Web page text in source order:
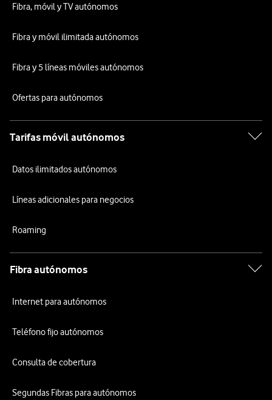
Fibra, móvil y TV autónomos
Fibra y móvil ilimitada autónomos
Fibra y 5 líneas móviles autónomos
Ofertas para autónomos
Tarifas móvil autónomos
Datos ilimitados autónomos
Líneas adicionales para negocios
Roaming
Fibra autónomos
Internet para autónomos
Teléfono fijo autónomos
Consulta de cobertura
Segundas Fibras para autónomos